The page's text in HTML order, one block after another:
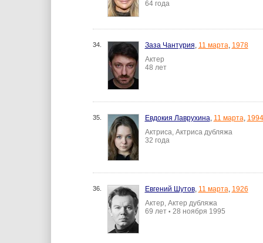
64 года
34. Заза Чантурия, 11 марта, 1978
Актер
48 лет
35. Евдокия Лаврухина, 11 марта, 1994
Актриса, Актриса дубляжа
32 года
36. Евгений Шутов, 11 марта, 1926
Актер, Актер дубляжа
69 лет • 28 ноября 1995